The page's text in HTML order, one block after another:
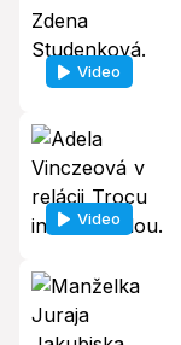
Video
Video